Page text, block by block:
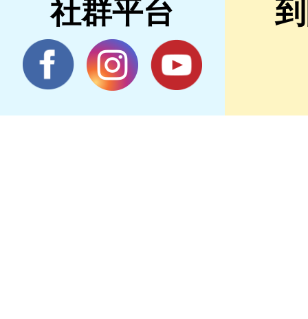
社群平台